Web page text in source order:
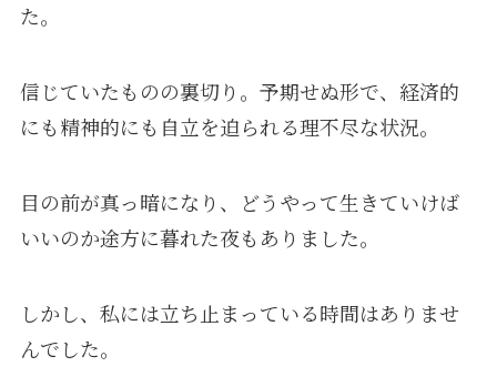
た。
信じていたものの裏切り。予期せぬ形で、経済的
にも精神的にも自立を迫られる理不尽な状況。
目の前が真っ暗になり、どうやって生きていけば
いいのか途方に暮れた夜もありました。
しかし、私には立ち止まっている時間はありませ
んでした。